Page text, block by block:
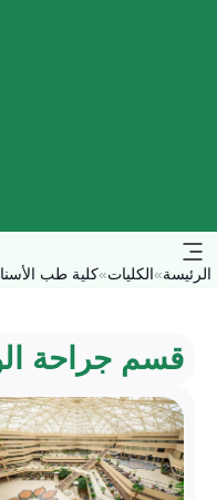
الرئيسة»الكليات»كلية طب
قسم جراحة